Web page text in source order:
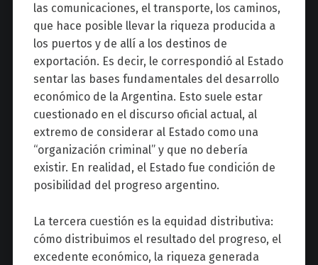
las comunicaciones, el transporte, los caminos,
que hace posible llevar la riqueza producida a
los puertos y de allí a los destinos de
exportación. Es decir, le correspondió al Estado
sentar las bases fundamentales del desarrollo
económico de la Argentina. Esto suele estar
cuestionado en el discurso oficial actual, al
extremo de considerar al Estado como una
“organización criminal” y que no debería
existir. En realidad, el Estado fue condición de
posibilidad del progreso argentino.
La tercera cuestión es la equidad distributiva:
cómo distribuimos el resultado del progreso, el
excedente económico, la riqueza generada